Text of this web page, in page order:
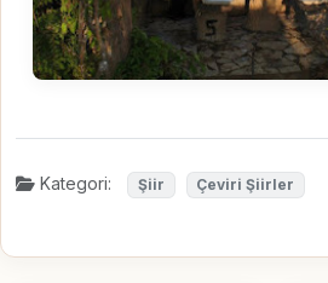
Kategori: Şiir Çeviri Şiirler